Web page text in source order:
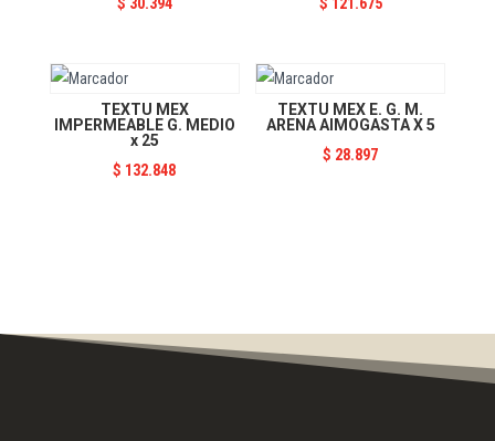
TEXTU MEX
IMPERMEABLE G. MEDIO
x 25
$ 132.848
TEXTU MEX E. G. M.
ARENA AIMOGASTA X 5
$ 28.897